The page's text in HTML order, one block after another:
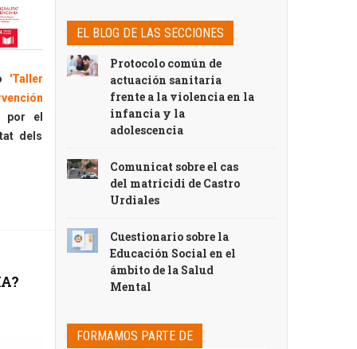
'Taller
por el
dels
EL BLOG DE LAS SECCIONES
Protocolo común de
actuación sanitaria
frente a la violencia en la
infancia y la
adolescencia
Comunicat sobre el cas
del matricidi de Castro
Urdiales
Cuestionario sobre la
Educación Social en el
ámbito de la Salud
Mental
FORMAMOS PARTE DE